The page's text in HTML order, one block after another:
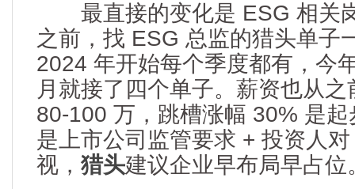
最直接的变化是 ESG 相关
之前，找 ESG 总监的猎头单子
2024 年开始每个季度都有，今
月就接了四个单子。薪资也从
80-100 万，跳槽涨幅 30% 是
是上市公司监管要求 + 投资人
视， 猎头建议企业早布局早占位